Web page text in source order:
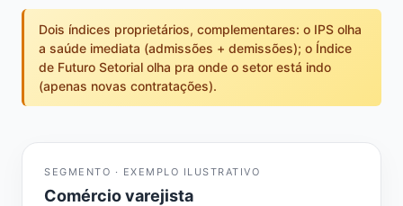
Dois índices proprietários, complementares: o IPS olha
a saúde imediata (admissões + demissões); o Índice
de Futuro Setorial olha pra onde o setor está indo
(apenas novas contratações).
SEGMENTO · EXEMPLO ILUSTRATIVO
Comércio varejista